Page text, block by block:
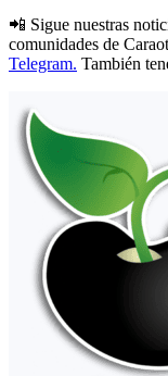
📲 Sigue nuestras
comunidades de
Telegram. También